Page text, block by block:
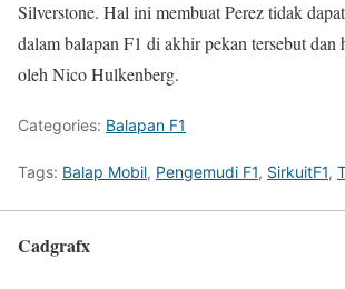
Silverstone. Hal ini membuat Perez tidak
dalam balapan F1 di akhir pekan tersebut dan
oleh Nico Hulkenberg.
Categories: Balapan F1
Tags: Balap Mobil, Pengemudi F1, SirkuitF1,
Cadgrafx